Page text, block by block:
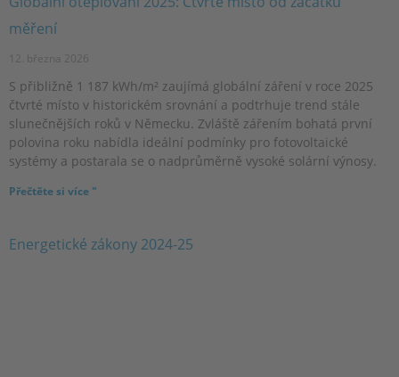
měření
12. března 2026
S přibližně 1 187 kWh/m² zaujímá globální záření v roce 2025
čtvrté místo v historickém srovnání a podtrhuje trend stále
slunečnějších roků v Německu. Zvláště zářením bohatá první
polovina roku nabídla ideální podmínky pro fotovoltaické
systémy a postarala se o nadprůměrně vysoké solární výnosy.
Přečtěte si více "